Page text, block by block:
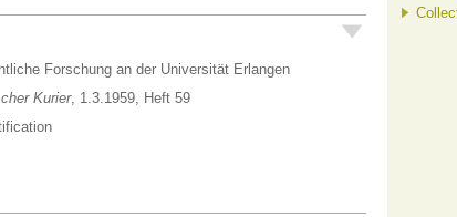
Forschung an der Universität Erlangen
Kurier, 1.3.1959, Heft 59